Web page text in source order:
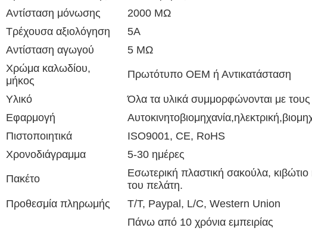
Αντίσταση μόνωσης
2000 MΩ
Τρέχουσα αξιολόγηση
5Α
Αντίσταση αγωγού
5 MΩ
Χρώμα καλωδίου,
μήκος
Πρωτότυπο OEM ή Αντικατάσταση
Υλικό
Όλα τα υλικά συμμορφώνονται με
Εφαρμογή
Πιστοποιητικά
ISO9001, CE, RoHS
Χρονοδιάγραμμα
5-30 ημέρες
Πακέτο
Εσωτερική πλαστική σακούλα, κιβώτιο
του πελάτη.
Προθεσμία πληρωμής
T/T, Paypal, L/C, Western Union
Πάνω από 10 χρόνια εμπειρίας